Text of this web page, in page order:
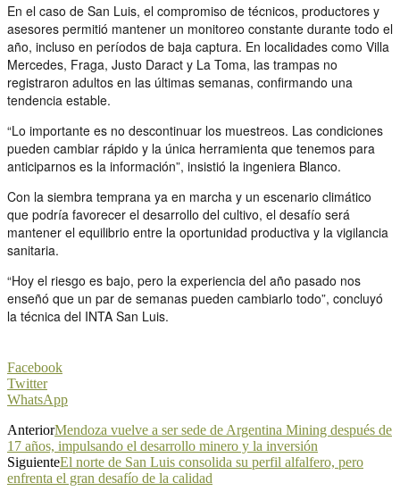
En el caso de San Luis, el compromiso de técnicos, productores y
asesores permitió mantener un monitoreo constante durante todo el
año, incluso en períodos de baja captura. En localidades como Villa
Mercedes, Fraga, Justo Daract y La Toma, las trampas no
registraron adultos en las últimas semanas, confirmando una
tendencia estable.
“Lo importante es no descontinuar los muestreos. Las condiciones
pueden cambiar rápido y la única herramienta que tenemos para
anticiparnos es la información”, insistió la ingeniera Blanco.
Con la siembra temprana ya en marcha y un escenario climático
que podría favorecer el desarrollo del cultivo, el desafío será
mantener el equilibrio entre la oportunidad productiva y la vigilancia
sanitaria.
“Hoy el riesgo es bajo, pero la experiencia del año pasado nos
enseñó que un par de semanas pueden cambiarlo todo”, concluyó
la técnica del INTA San Luis.
Facebook
Twitter
WhatsApp
AnteriorMendoza vuelve a ser sede de Argentina Mining después de
17 años, impulsando el desarrollo minero y la inversión
SiguienteEl norte de San Luis consolida su perfil alfalfero, pero
enfrenta el gran desafío de la calidad